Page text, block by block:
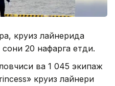
круиз лайнерида
сони 20 нафарга етди.
ва 1 045 экипаж
круиз лайнери